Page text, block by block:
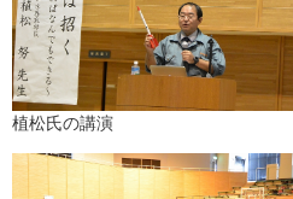
植松氏の講演